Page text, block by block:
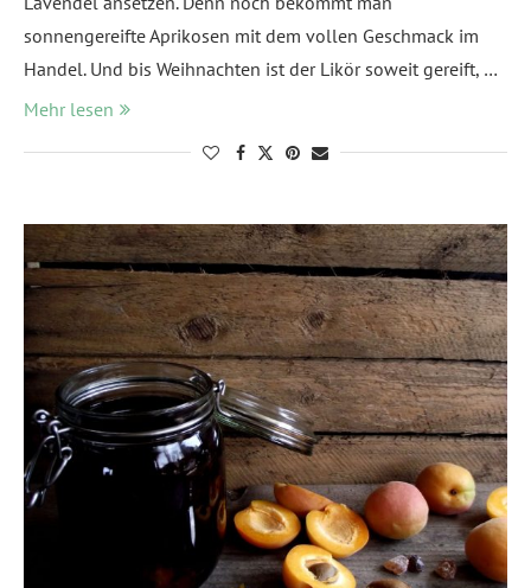
sonnengereifte Aprikosen mit dem vollen Geschmack im
Handel. Und bis Weihnachten ist der Likör soweit gereift, …
Mehr lesen